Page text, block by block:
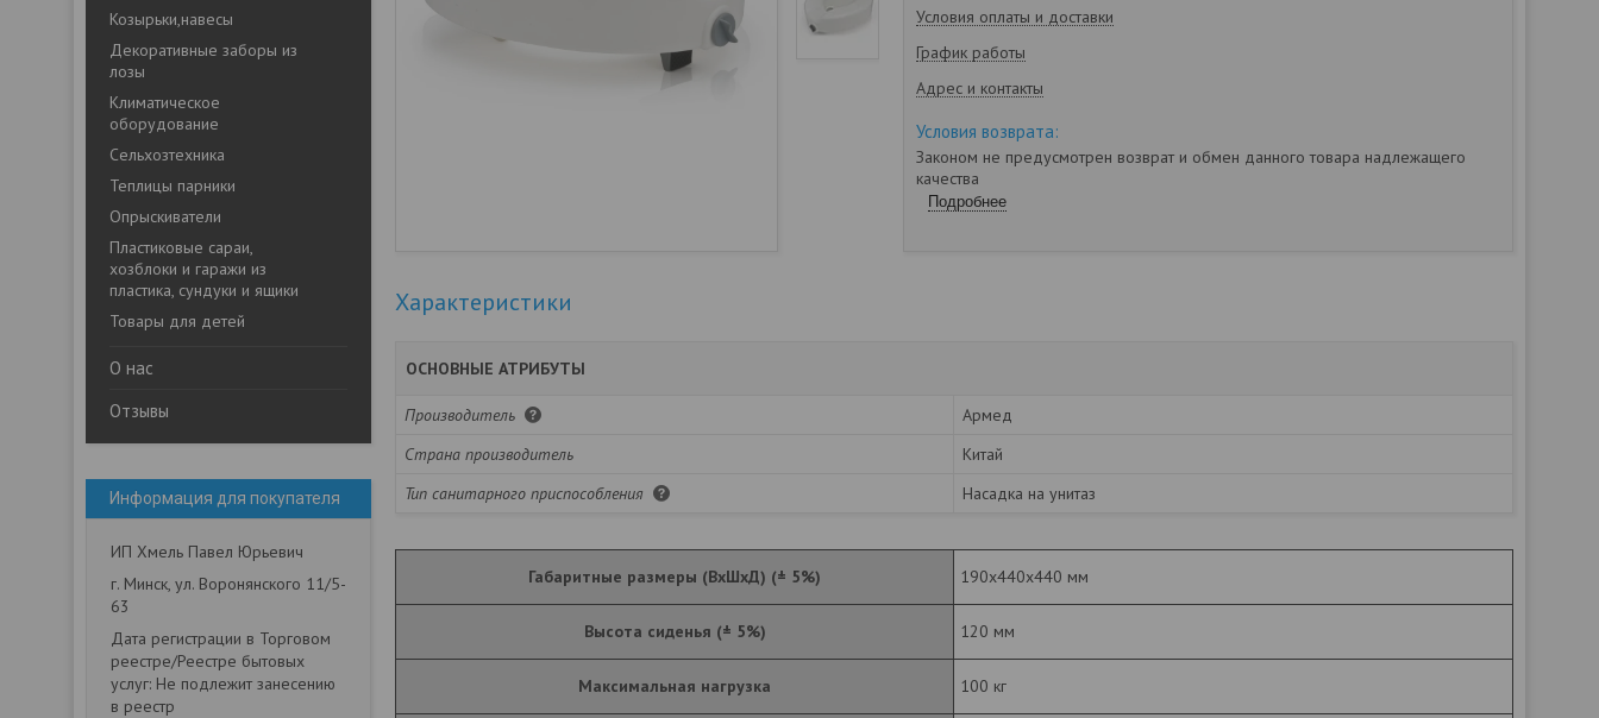
Козырьки,навесы
Декоративные заборы из
лозы
Климатическое
оборудование
Сельхозтехника
Теплицы парники
Опрыскиватели
Пластиковые сараи,
хозблоки и гаражи из
пластика, сундуки и ящики
Товары для детей
О нас
Отзывы
Информация для покупателя
ИП Хмель Павел Юрьевич
г. Минск, ул. Воронянского 11/5-
63
Дата регистрации в Торговом
реестре/Реестре бытовых
услуг: Не подлежит занесению
в реестр
Условия оплаты и доставки
График работы
Адрес и контакты
Законом не предусмотрен возврат и обмен данного товара надлежащего
качества
Подробнее
Характеристики
ОСНОВНЫЕ АТРИБУТЫ
Производитель
Армед
Страна производитель
Китай
Тип санитарного приспособления
Насадка на унитаз
Габаритные размеры (ВхШхД) (± 5%) 190x440x440 мм
Высота сиденья (± 5%) 120 мм
Максимальная нагрузка 100 кг